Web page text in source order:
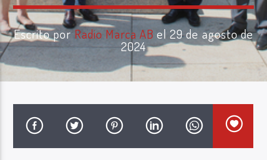
Radio Marca AB
Escrito porRadio Marca AB el 29 de agosto de
2024